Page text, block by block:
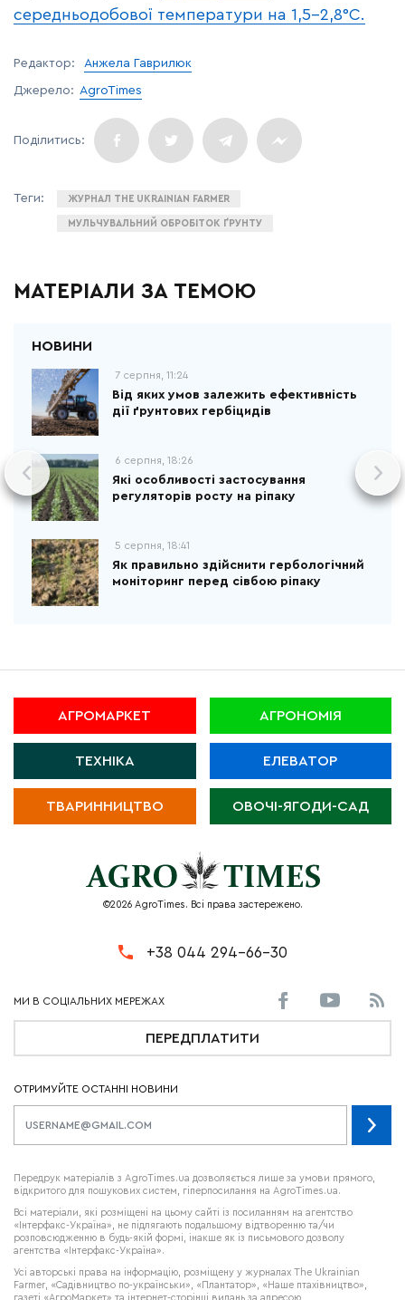
середньодобової температури на 1,5-2,8°С.
Редактор: Анжела Гаврилюк
Джерело: AgroTimes
ЖУРНАЛ THE UKRAINIAN FARMER
МУЛЬЧУВАЛЬНИЙ ОБРОБІТОК ҐРУНТУ
МАТЕРІАЛИ ЗА ТЕМОЮ
7 серпня, 11:24
Від яких умов залежить ефективність
дії ґрунтових гербіцидів
6 серпня, 18:26
Які особливості застосування
регуляторів росту на ріпаку
5 серпня, 18:41
Як правильно здійснити гербологічний
моніторинг перед сівбою ріпаку
АГРОМАРКЕТ АГРОНОМІЯ
ТЕХНІКА ЕЛЕВАТОР
ТВАРИННИЦТВО ОВОЧІ-ЯГОДИ-САД
©2026 AgroTimes. Всі права застережено.
+38 044 294-66-30
ПЕРЕДПЛАТИТИ
ОТРИМУЙТЕ ОСТАННІ НОВИНИ
Передрук матеріалів з AgroTimes.ua дозволяється лише за умови прямого,
відкритого для пошукових систем, гіперпосилання на AgroTimes.ua.
Всі матеріали, які розміщені на цьому сайті із посиланням на агентство
«Інтерфакс-Україна», не підлягають подальшому відтворенню та/чи
розповсюдженню в будь-якій формі, інакше як із письмового дозволу
агентства «Інтерфакс-Україна».
Усі авторські права на інформацію, розміщену у журналах The Ukrainian
Farmer , «Садівництво по-українськи», «Плантатор», «Наше птахівництво»,
газеті «АгроМаркет» та інтернет-сторінці видань за адресою